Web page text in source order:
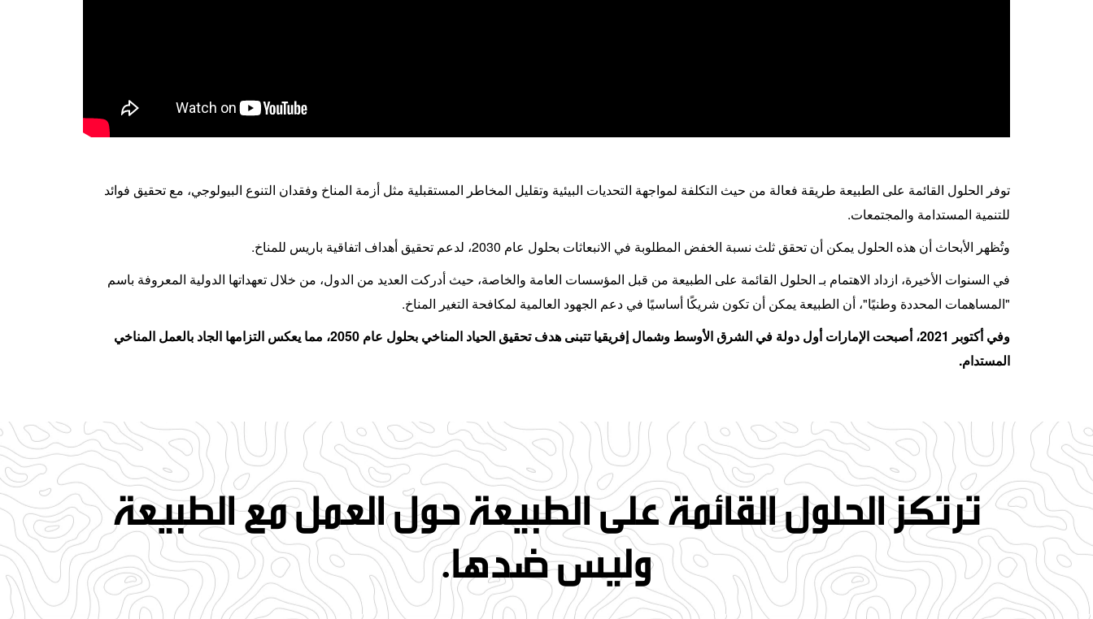
توفر الحلول القائمة على الطبيعة طريقة فعالة من حيث التكلفة لمواجهة التحديات البيئية وتقليل المخاطر المستقبلية مثل أزمة المناخ وفقدان التنوع البيولوجي، مع تحقيق فوائد
للتنمية المستدامة والمجتمعات.
وتُظهر الأبحاث أن هذه الحلول يمكن أن تحقق ثلث نسبة الخفض المطلوبة في الانبعاثات بحلول عام 2030، لدعم تحقيق أهداف اتفاقية باريس للمناخ.
في السنوات الأخيرة، ازداد الاهتمام بـ الحلول القائمة على الطبيعة من قبل المؤسسات العامة والخاصة، حيث أدركت العديد من الدول، من خلال تعهداتها الدولية المعروفة باسم
"المساهمات المحددة وطنيًا"، أن الطبيعة يمكن أن تكون شريكًا أساسيًا في دعم الجهود العالمية لمكافحة التغير المناخ.
وفي أكتوبر 2021، أصبحت الإمارات أول دولة في الشرق الأوسط وشمال إفريقيا تتبنى هدف تحقيق الحياد المناخي بحلول عام 2050، مما يعكس التزامها الجاد بالعمل المناخي
المستدام.
ترتكز الحلول القائمة على الطبيعة حول العمل مع الطبيعة
وليس ضدها.